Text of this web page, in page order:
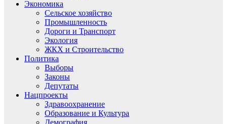
Экономика
Сельское хозяйство
Промышленность
Дороги и Транспорт
Экология
ЖКХ и Строительство
Политика
Выборы
Законы
Депутаты
Нацпроекты
Здравоохранение
Образование и Культура
Демография